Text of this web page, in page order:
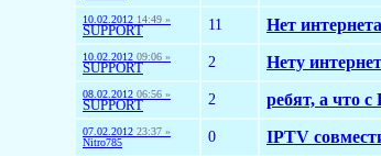
10.02.2012 14:49 »
SUPPORT 11 Нет
10.02.2012 09:06 »
SUPPORT 2 Нету
08.02.2012 06:56 »
SUPPORT 2 ребят, а что
07.02.2012 23:37 »
Nitro785
0 IPTV